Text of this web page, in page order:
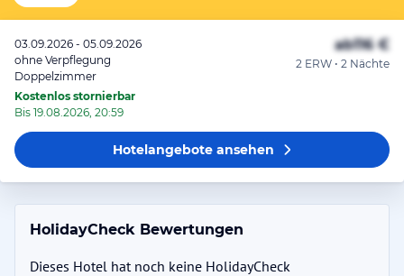
03.09.2026 - 05.09.2026
ohne Verpflegung
Doppelzimmer
Kostenlos stornierbar
Bis 19.08.2026, 20:59
ab116 €
2 ERW • 2 Nächte
Hotelangeboteansehen
HolidayCheck Bewertungen
Dieses Hotel hat noch keine HolidayCheck